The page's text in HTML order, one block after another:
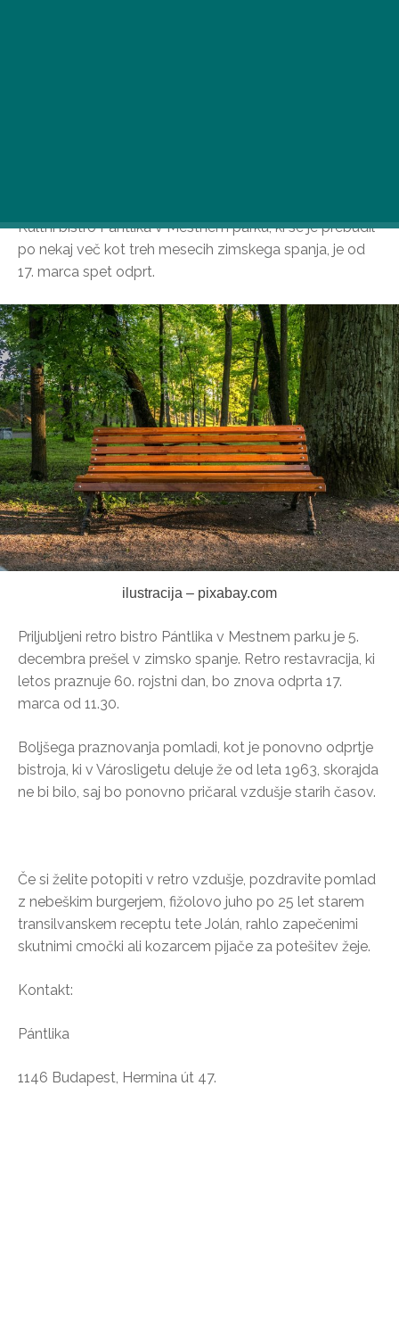
Kultni bistro Pántlika v Mestnem parku, ki se je prebudil
po nekaj več kot treh mesecih zimskega spanja, je od
17. marca spet odprt.
ilustracija – pixabay.com
Priljubljeni retro bistro Pántlika v Mestnem parku je 5.
decembra prešel v zimsko spanje. Retro restavracija, ki
letos praznuje 60. rojstni dan, bo znova odprta 17.
marca od 11.30.
Boljšega praznovanja pomladi, kot je ponovno odprtje
bistroja, ki v Városligetu deluje že od leta 1963, skorajda
ne bi bilo, saj bo ponovno pričaral vzdušje starih časov.
Če si želite potopiti v retro vzdušje, pozdravite pomlad
z nebeškim burgerjem, fižolovo juho po 25 let starem
transilvanskem receptu tete Jolán, rahlo zapečenimi
skutnimi cmočki ali kozarcem pijače za potešitev žeje.
Kontakt:
Pántlika
1146 Budapest, Hermina út 47.